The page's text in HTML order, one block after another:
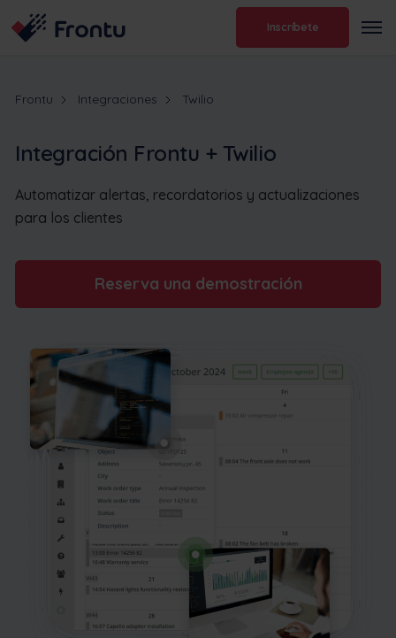
Inscríbete
Frontu Integraciones Twilio
Integración Frontu + Twilio
Automatizar alertas, recordatorios y actualizaciones
para los clientes
Reserva una demostración